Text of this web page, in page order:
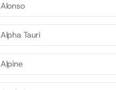
Alonso
Alpha Tauri
Alpine